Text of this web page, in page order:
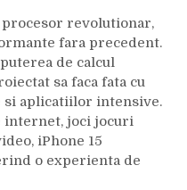
procesor revolutionar,
fara precedent.
de calcul
sa faca fata cu
aplicatiilor intensive.
internet, joci jocuri
iPhone 15
o experienta de